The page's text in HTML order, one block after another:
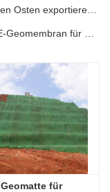
Geomatte für